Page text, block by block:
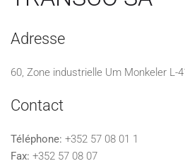
Adresse
60, Zone industrielle Um Monkeler L-
Contact
Téléphone: +352 57 08 01 1
Fax: +352 57 08 07